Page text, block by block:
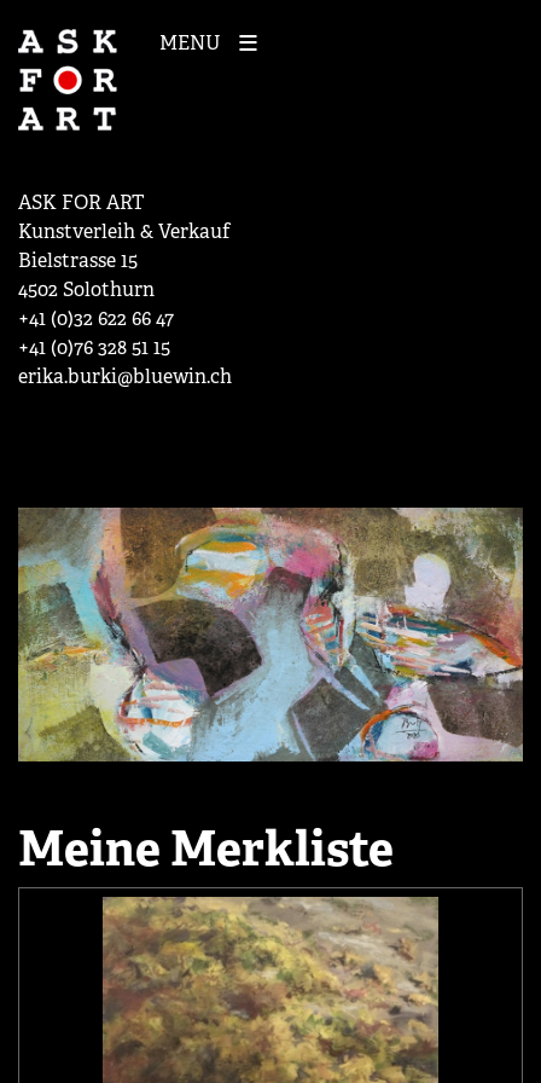
MENU
ASK FOR ART
Kunstverleih & Verkauf
Bielstrasse 15
4502 Solothurn
+41 (0)32 622 66 47
+41 (0)76 328 51 15
erika.burki@bluewin.ch
Meine Merkliste